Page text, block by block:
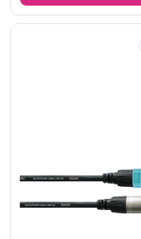
Cordial